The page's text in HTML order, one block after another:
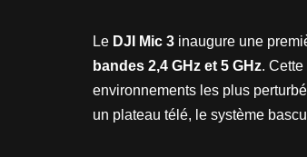
Le DJI Mic 3 inaugure une
bandes 2,4 GHz et 5 GHz.
environnements les plus
un plateau télé, le système